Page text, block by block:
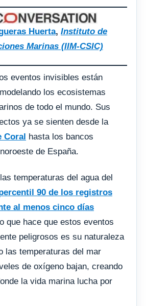
Huerta, Instituto de
Marinas (IIM-CSIC)
eventos invisibles están
los ecosistemas
de todo el mundo. Sus
ya se sienten desde la
Coral hasta los bancos
de España.
temperaturas del agua del
90 de los registros
al menos cinco días
que hace que estos eventos
peligrosos es su naturaleza
las temperaturas del mar
de oxígeno bajan, creando
la vida marina lucha por